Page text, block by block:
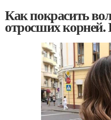
Как покрасить
отросших